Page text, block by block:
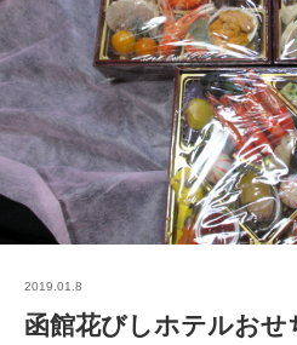
2019.01.8
函館花びしホテルお